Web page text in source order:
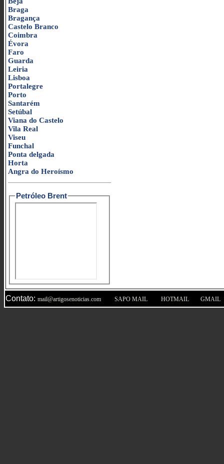
Braga
Bragança
Castelo Branco
Coimbra
Évora
Faro
Guarda
Leiria
Lisboa
Portalegre
Porto
Santarém
Setúbal
Viana do Castelo
Vila Real
Viseu
Funchal
Ponta delgada
Horta
Angra do Heroísmo
Petróleo Brent
Contato: mail@artigosenoticias.com SAPO MAIL HOTMAIL GMAIL